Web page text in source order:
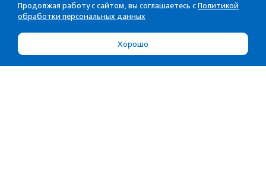
Продолжая работу с сайтом, вы соглашаетесь с Политикой
обработки персональных данных
Хорошо